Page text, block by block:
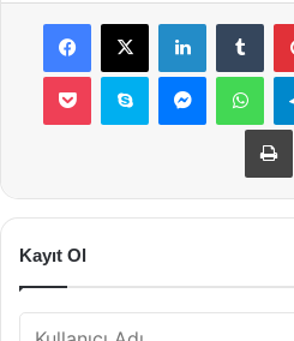
Facebook
X LinkedIn
Pocket Skype Messenger
Kayıt Ol